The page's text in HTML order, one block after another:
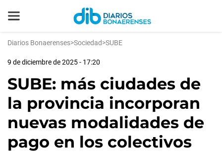
Diarios Bonaerenses>Sociedad>SUBE
9 de diciembre de 2025 - 17:20
SUBE: más ciudades de
la provincia incorporan
nuevas modalidades de
pago en los colectivos